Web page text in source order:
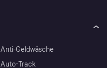
Anti-Geldwäsche
Auto-Track